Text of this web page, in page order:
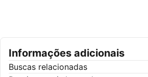
Informações adicionais
Buscas relacionadas